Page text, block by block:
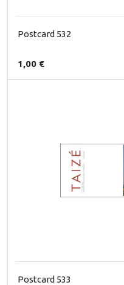
Postcard 532
1,00 €
Postcard 533